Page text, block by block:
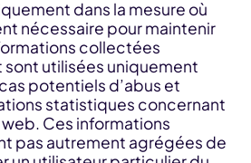
dans la mesure où
nécessaire pour maintenir
collectées
utilisées uniquement
potentiels d’abus et
statistiques concernant
Ces informations
pas autrement agrégées de